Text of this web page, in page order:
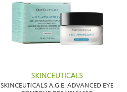
SKINCEUTICALS
SKINCEUTICALS A.G.E. ADVANCED EYE